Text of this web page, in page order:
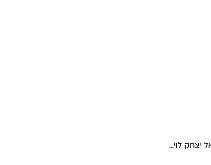
יצחק לוי...